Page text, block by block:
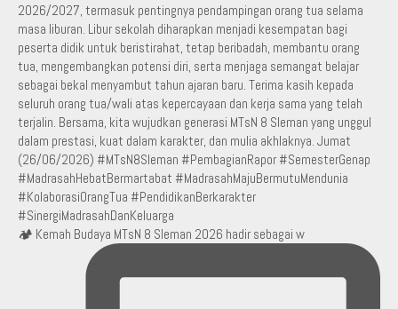
🏕️ Kemah Budaya MTsN 8 Sleman 2026 hadir sebagai w